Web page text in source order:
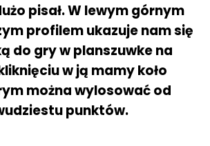
pisał. W lewym górnym
profilem ukazuje nam się
do gry w planszuwke na
w ją mamy koło
można wylosować od
punktów.